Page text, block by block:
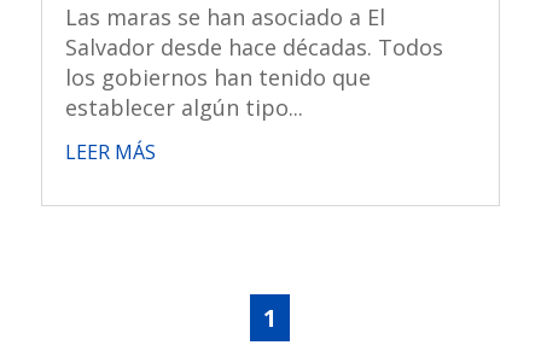
Las maras se han asociado a El
Salvador desde hace décadas. Todos
los gobiernos han tenido que
establecer algún tipo...
LEER MÁS
1